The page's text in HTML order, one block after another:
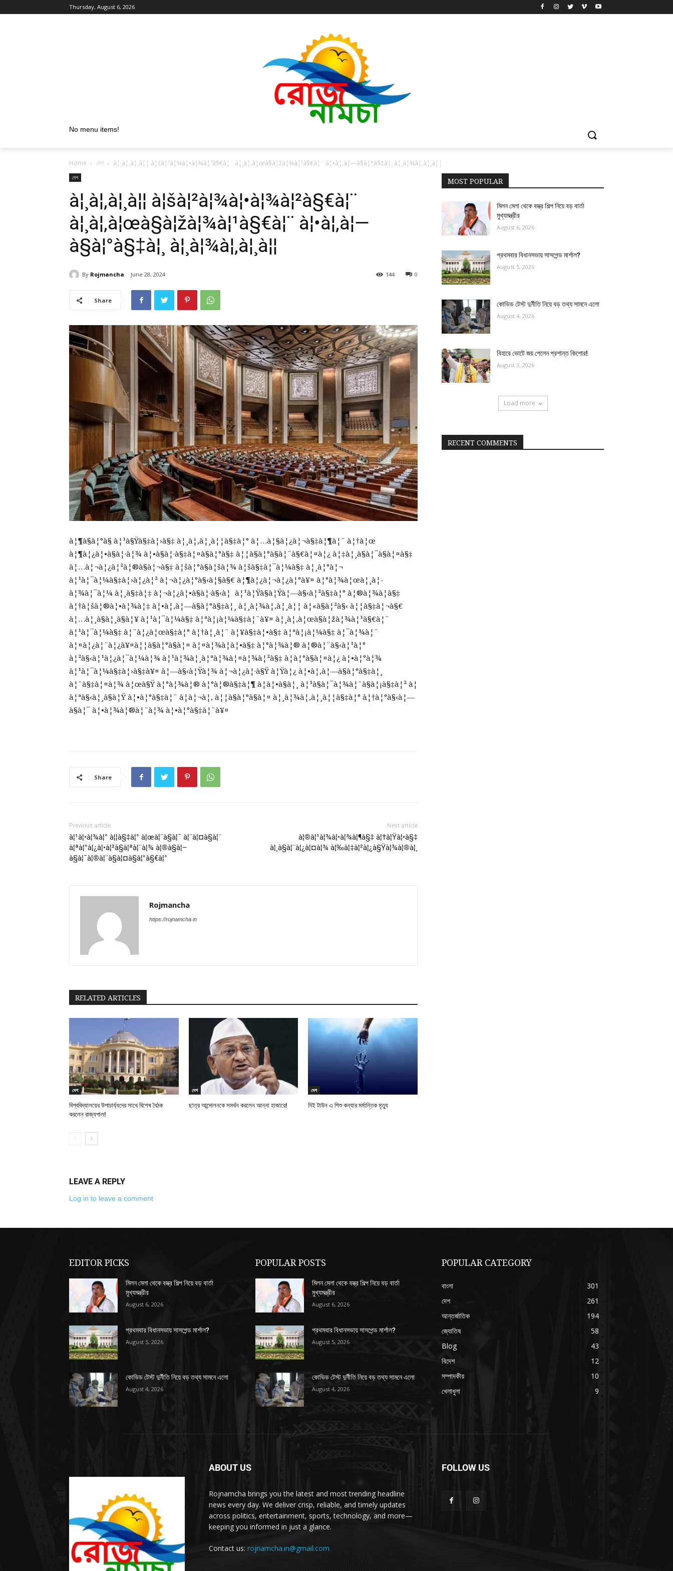
Thursday, August 6, 2026
No menu items!
Home দেশ à¦¸à¦‚à¦¸à¦¦ à¦šà¦²à¦¾à¦•à¦¾à¦²à§€à¦¨ à¦¸à¦‚à¦œà§à¦žà¦¾à¦¹à§€à¦¨ à¦•à¦‚à¦—à§à¦°à§‡à¦¸ à¦¸à¦¾à¦‚à¦¸à¦¦
দেশ
à¦¸à¦‚à¦¸à¦¦ à¦šà¦²à¦¾à¦•à¦¾à¦²à§€à¦¨
à¦¸à¦‚à¦œà§à¦žà¦¾à¦¹à§€à¦¨ à¦•à¦‚à¦—
à§à¦°à§‡à¦¸ à¦¸à¦¾à¦‚à¦¸à¦¦
By Rojmancha June 28, 2024 0
144
Share
à¦¶à§à¦°à§ à¦¹à§Ÿà§‡à¦›à§‡ à¦¸à¦‚à¦¸à¦¦à§‡à¦° à¦…à¦§à¦¿à¦¬à§‡à¦¶à¦¨ à¦†à¦œ
à¦¶à¦¿à¦•à§à¦·à¦¾ à¦•à§à¦·à§‡à¦¤à§à¦°à§‡ à¦¦à§à¦°à§à¦¨à§€à¦¤à¦¿ à¦‡à¦¸à§à¦¯à§à¦¤à§‡
à¦…à¦¬à¦¿à¦²à¦®à§à¦¬à§‡ à¦šà¦°à§à¦šà¦¾ à¦šà§‡à¦¯à¦¼à§‡ à¦¸à¦°à¦¬
à¦¹à¦¯à¦¼à§‡à¦›à¦¿à¦² à¦¬à¦¿à¦°à§‹à¦§à§€ à¦¶à¦¿à¦¬à¦¿à¦°à¥¤ à¦°à¦¾à¦œà¦¸à¦­
à¦¾à¦¯à¦¼ à¦¸à§‡à¦‡ à¦¬à¦¿à¦•à§à¦·à§‹à¦­ à¦¹à¦Ÿà§à¦Ÿà¦—à§‹à¦²à§‡à¦° à¦®à¦¾à¦à§‡
à¦†à¦šà¦®à¦•à¦¾à¦‡ à¦•à¦‚à¦—à§à¦°à§‡à¦¸ à¦¸à¦¾à¦‚à¦¸à¦¦ à¦«à§à¦²à§‹ à¦¦à§‡à¦¬à§€
à¦…à¦¸à§à¦¸à§à¦¥ à¦¹à¦¯à¦¼à§‡ à¦ªà¦¡à¦¼à§‡à¦¨à¥¤ à¦¸à¦‚à¦œà§à¦žà¦¾à¦¹à§€à¦¨
à¦¹à¦¯à¦¼à§‡ à¦¨à¦¿à¦œà§‡à¦° à¦†à¦¸à¦¨ à¦¥à§‡à¦•à§‡ à¦ªà¦¡à¦¼à§‡ à¦¯à¦¾à¦¨
à¦¤à¦¿à¦¨à¦¿à¥¤à¦¦à§à¦°à§à¦¤ à¦¤à¦¾à¦à¦•à§‡ à¦°à¦¾à¦® à¦®à¦¨à§‹à¦¹à¦°
à¦²à§‹à¦¹à¦¿à¦¯à¦¼à¦¾ à¦¹à¦¾à¦¸à¦ªà¦¾à¦¤à¦¾à¦²à§‡ à¦­à¦°à§à¦¤à¦¿ à¦•à¦°à¦¾
à¦¹à¦¯à¦¼à§‡à¦›à§‡à¥¤ à¦—à§‹à¦Ÿà¦¾ à¦¬à¦¿à¦·à§Ÿ à¦Ÿà¦¿ à¦•à¦‚à¦—à§à¦°à§‡à¦¸
à¦¨à§‡à¦¤à¦¾ à¦œà§Ÿ à¦°à¦¾à¦® à¦°à¦®à§‡à¦¶ à¦à¦•à§à¦¸ à¦¹à§à¦¯à¦¾à¦¨à§à¦¡à§‡à¦² à¦
à¦ªà§‹à¦¸à§à¦Ÿ à¦•à¦°à§‡à¦¨ à¦à¦¬à¦‚ à¦¦à§à¦°à§à¦¤ à¦¸à¦¾à¦‚à¦¸à¦¦à§‡à¦° à¦†à¦°à§‹à¦—
à§à¦¯ à¦•à¦¾à¦®à¦¨à¦¾ à¦•à¦°à§‡à¦¨à¥¤
Share
Previous article
à¦¹à¦•à¦¾à¦° à¦¦à§‡à¦° à¦œà¦¨à§à¦¯ à¦¨à¦¤à§à¦¨
à¦ªà¦°à¦¿à¦•à¦²à§à¦ªà¦¨à¦¾ à¦®à§à¦–
à§à¦¯à¦®à¦¨à§à¦¤à§à¦°à§€à¦°
Next article
à¦®à¦¹à¦¾à¦•à¦¾à¦¶à§‡ à¦†à¦Ÿà¦•à§‡
à¦¸à§à¦¨à¦¿à¦¤à¦¾ à¦‰à¦‡à¦²à¦¿à§Ÿà¦¾à¦®à¦¸
Rojmancha
https://rojnamcha.in
RELATED ARTICLES
দেশ
বিশ্ববিদ্যালয়ের উপাচার্য্যদের সাথে বিশেষ বৈঠক
করলেন রাজ্যপাল!
দেশ
ছাত্র আন্দোলনকে সমর্থন করলেন আন্না হাজারে!
দেশ
নিই টাউন এ শিশু কন্যার মর্মান্তিক মৃত্যু
LEAVE A REPLY
Log in to leave a comment
MOST POPULAR
মিলন মেলা থেকে বস্ত্র শিল্প নিয়ে বড় বার্তা
মুখ্যমন্ত্রীর
August 6, 2026
প্রথমবার বিধানসভায় সাসপেন্ড মার্শাল?
August 5, 2026
কোভিড টেস্ট দুর্নীতি নিয়ে বড় তথ্য সামনে এলো
August 4, 2026
বিহারে ভোটে জয় পেলেন প্রশান্ত কিশোর!
August 3, 2026
Load more
RECENT COMMENTS
EDITOR PICKS
মিলন মেলা থেকে বস্ত্র শিল্প নিয়ে বড় বার্তা
মুখ্যমন্ত্রীর
August 6, 2026
প্রথমবার বিধানসভায় সাসপেন্ড মার্শাল?
August 5, 2026
কোভিড টেস্ট দুর্নীতি নিয়ে বড় তথ্য সামনে এলো
August 4, 2026
POPULAR POSTS
মিলন মেলা থেকে বস্ত্র শিল্প নিয়ে বড় বার্তা
মুখ্যমন্ত্রীর
August 6, 2026
প্রথমবার বিধানসভায় সাসপেন্ড মার্শাল?
August 5, 2026
কোভিড টেস্ট দুর্নীতি নিয়ে বড় তথ্য সামনে এলো
August 4, 2026
POPULAR CATEGORY
বাংলা
301
দেশ
261
আন্তর্জাতিক
194
জ্যোতিষ
58
Blog
43
বিদেশ
12
সম্পাদকীয়
10
খেলাধুলা
9
ABOUT US
Rojnamcha brings you the latest and most trending headline
news every day. We deliver crisp, reliable, and timely updates
across politics, entertainment, sports, technology, and more—
keeping you informed in just a glance.
Contact us: rojnamcha.in@gmail.com
FOLLOW US